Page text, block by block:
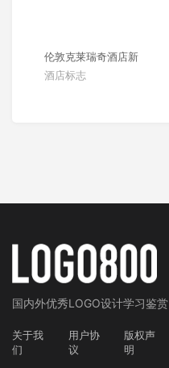
伦敦克莱瑞奇酒店新
酒店标志
国内外优秀LOGO设计学习鉴赏
关于我
们
用户协
议
版权声
明